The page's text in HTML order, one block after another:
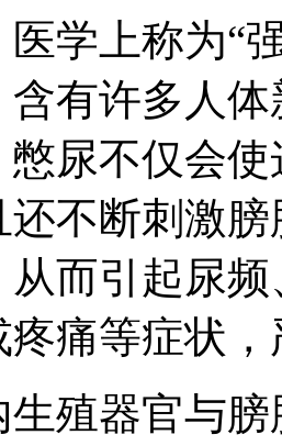
上称为“强
有许多人
尿不仅会
还不断刺激
从而引起尿
痛等症状
器官与膀